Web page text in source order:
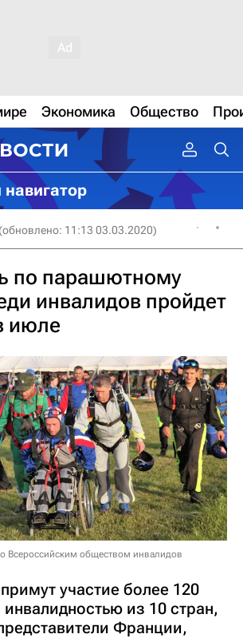
Экономика Общество
(обновлено: 11:13 03.03.2020)
по парашютному
инвалидов пройдет
июле
Всероссийским обществом инвалидов
участие более 120
инвалидностью из 10 стран,
Франции,